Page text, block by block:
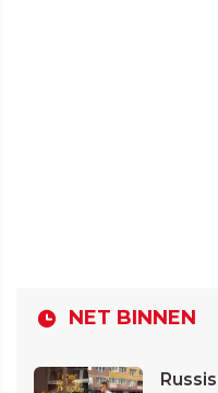
NET BINNEN